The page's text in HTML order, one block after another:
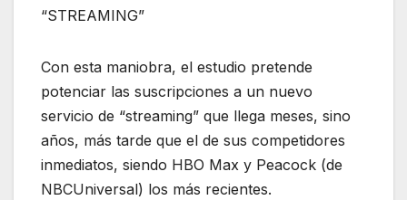
“STREAMING”
Con esta maniobra, el estudio pretende
potenciar las suscripciones a un nuevo
servicio de “streaming” que llega meses, sino
años, más tarde que el de sus competidores
inmediatos, siendo HBO Max y Peacock (de
NBCUniversal) los más recientes.